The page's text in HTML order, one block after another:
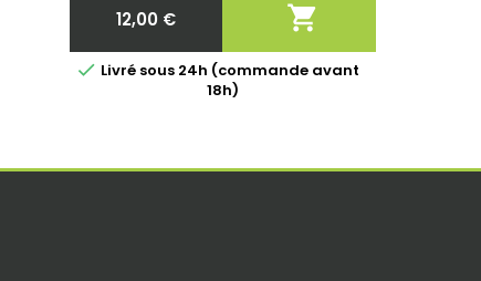
Ár
12,00 € 
 Livré sous 24h (commande avant
18h)